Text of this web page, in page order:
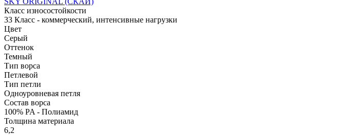
Класс износостойкости
33 Класс - коммерческий, интенсивные нагрузки
Цвет
Серый
Оттенок
Темный
Тип ворса
Петлевой
Тип петли
Одноуровневая петля
Состав ворса
100% PA - Полиамид
Толщина материала
6,2